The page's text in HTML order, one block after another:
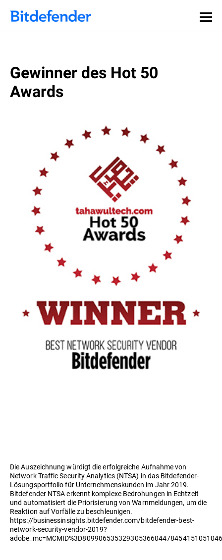
Gewinner des Hot 50
Awards
Die Auszeichnung würdigt die erfolgreiche Aufnahme von
Network Traffic Security Analytics (NTSA) in das Bitdefender-
Lösungsportfolio für Unternehmenskunden im Jahr 2019.
Bitdefender NTSA erkennt komplexe Bedrohungen in Echtzeit
und automatisiert die Priorisierung von Warnmeldungen, um die
Reaktion auf Vorfälle zu beschleunigen.
https://businessinsights.bitdefender.com/bitdefender-best-
network-security-vendor-2019?